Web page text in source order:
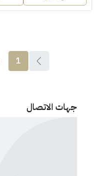
1
جهات الاتصال